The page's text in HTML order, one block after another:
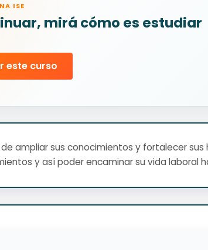
ISE
mirá cómo es estudiar
este curso
ampliar sus conocimientos y fortalecer
y así poder encaminar su vida laboral